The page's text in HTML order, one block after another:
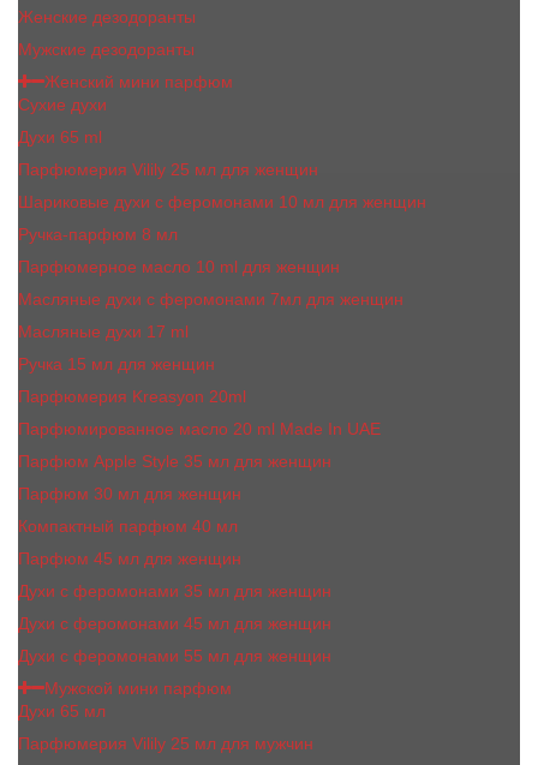
Женские дезодоранты
Мужские дезодоранты
Женский мини парфюм
Сухие духи
Духи 65 ml
Парфюмерия Vilily 25 мл для женщин
Шариковые духи с феромонами 10 мл для женщин
Ручка-парфюм 8 мл
Парфюмерное масло 10 ml для женщин
Масляные духи c феромонами 7мл для женщин
Масляные духи 17 ml
Ручка 15 мл для женщин
Парфюмерия Kreasyon 20ml
Парфюмированное масло 20 ml Made In UAE
Парфюм Apple Style 35 мл для женщин
Парфюм 30 мл для женщин
Компактный парфюм 40 мл
Парфюм 45 мл для женщин
Духи с феромонами 35 мл для женщин
Духи с феромонами 45 мл для женщин
Духи с феромонами 55 мл для женщин
Мужской мини парфюм
Духи 65 мл
Парфюмерия Vilily 25 мл для мужчин